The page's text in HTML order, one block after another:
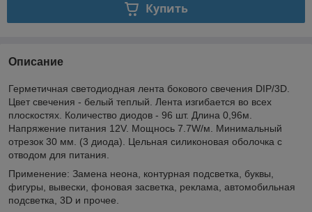
Купить
Описание
Герметичная светодиодная лента бокового свечения DIP/3D.
Цвет свечения - белый теплый. Лента изгибается во всех
плоскостях. Количество диодов - 96 шт. Длина 0,96м.
Напряжение питания 12V. Мощнось 7.7W/м. Минимальный
отрезок 30 мм. (3 диода). Цельная силиконовая оболочка с
отводом для питания.
Применение: Замена неона, контурная подсветка, буквы,
фигуры, вывески, фоновая засветка, реклама, автомобильная
подсветка, 3D и прочее.